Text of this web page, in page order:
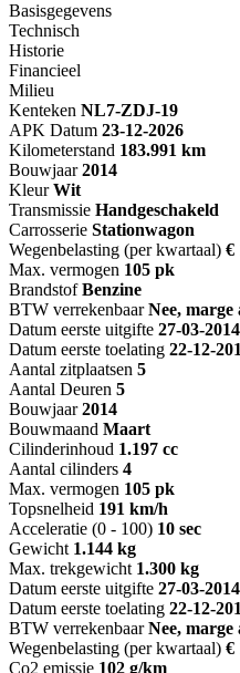
Basisgegevens
Technisch
Historie
Financieel
Milieu
Kenteken NL7-ZDJ-19
APK Datum 23-12-2026
Kilometerstand 183.991 km
Bouwjaar 2014
Kleur Wit
Transmissie Handgeschakeld
Carrosserie Stationwagon
Wegenbelasting (per kwartaal) €
Max. vermogen 105 pk
Brandstof Benzine
BTW verrekenbaar Nee, marge
Datum eerste uitgifte 27-03-2014
Datum eerste toelating 22-12-
Aantal zitplaatsen 5
Aantal Deuren 5
Bouwjaar 2014
Bouwmaand Maart
Cilinderinhoud 1.197 cc
Aantal cilinders 4
Max. vermogen 105 pk
Topsnelheid 191 km/h
Acceleratie (0 - 100) 10 sec
Gewicht 1.144 kg
Max. trekgewicht 1.300 kg
Datum eerste uitgifte 27-03-2014
Datum eerste toelating 22-12-
BTW verrekenbaar Nee, marge
Wegenbelasting (per kwartaal) €
Co2 emissie 102 g/km